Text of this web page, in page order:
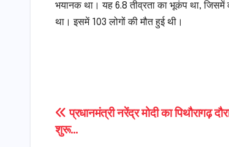
भयानक था। यह 6.8 तीव्रता का भूकंप था,
था। इसमें 103 लोगों की मौत हुई थी।
Post
प्रधानमंत्री नरेंद्र मोदी का पिथौरागढ़
शुरू…